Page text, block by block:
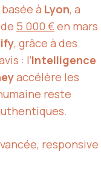
à Lyon, a
5 000 €en mars
, grâce à des
: l’Intelligence
accélère les
reste
responsive